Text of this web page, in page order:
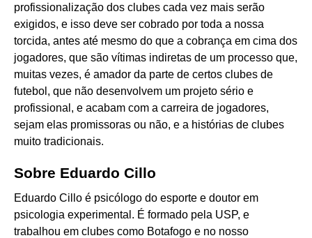
profissionalização dos clubes cada vez mais serão
exigidos, e isso deve ser cobrado por toda a nossa
torcida, antes até mesmo do que a cobrança em cima dos
jogadores, que são vítimas indiretas de um processo que,
muitas vezes, é amador da parte de certos clubes de
futebol, que não desenvolvem um projeto sério e
profissional, e acabam com a carreira de jogadores,
sejam elas promissoras ou não, e a histórias de clubes
muito tradicionais.
Sobre Eduardo Cillo
Eduardo Cillo é psicólogo do esporte e doutor em
psicologia experimental. É formado pela USP, e
trabalhou em clubes como Botafogo e no nosso